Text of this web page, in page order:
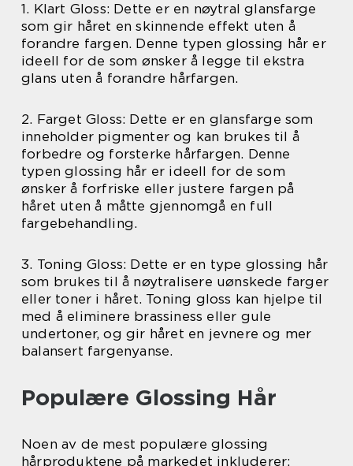
1. Klart Gloss: Dette er en nøytral glansfarge
som gir håret en skinnende effekt uten å
forandre fargen. Denne typen glossing hår er
ideell for de som ønsker å legge til ekstra
glans uten å forandre hårfargen.
2. Farget Gloss: Dette er en glansfarge som
inneholder pigmenter og kan brukes til å
forbedre og forsterke hårfargen. Denne
typen glossing hår er ideell for de som
ønsker å forfriske eller justere fargen på
håret uten å måtte gjennomgå en full
fargebehandling.
3. Toning Gloss: Dette er en type glossing hår
som brukes til å nøytralisere uønskede farger
eller toner i håret. Toning gloss kan hjelpe til
med å eliminere brassiness eller gule
undertoner, og gir håret en jevnere og mer
balansert fargenyanse.
Populære Glossing Hår
Noen av de mest populære glossing
hårproduktene på markedet inkluderer: